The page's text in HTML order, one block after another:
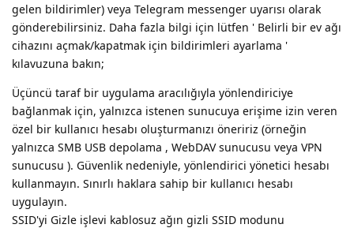
gelen bildirimler) veya Telegram messenger uyarısı olarak
gönderebilirsiniz. Daha fazla bilgi için lütfen ' Belirli bir ev ağı
cihazını açmak/kapatmak için bildirimleri ayarlama '
kılavuzuna bakın;
Üçüncü taraf bir uygulama aracılığıyla yönlendiriciye
bağlanmak için, yalnızca istenen sunucuya erişime izin veren
özel bir kullanıcı hesabı oluşturmanızı öneririz (örneğin
yalnızca SMB USB depolama , WebDAV sunucusu veya VPN
sunucusu ). Güvenlik nedeniyle, yönlendirici yönetici hesabı
kullanmayın. Sınırlı haklara sahip bir kullanıcı hesabı
uygulayın.
SSID'yi Gizle işlevi kablosuz ağın gizli SSID modunu